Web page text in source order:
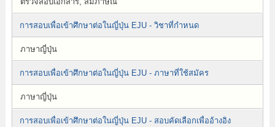
การสอบเพื่อเข้าศึกษาต่อในญี่ปุ่น EJU - วิชาที่กำหนด
ภาษาญี่ปุ่น
การสอบเพื่อเข้าศึกษาต่อในญี่ปุ่น EJU - ภาษาที่ใช้สมัคร
ภาษาญี่ปุ่น
การสอบเพื่อเข้าศึกษาต่อในญี่ปุ่น EJU - สอบคัดเลือกเพื่ออ้างอิง